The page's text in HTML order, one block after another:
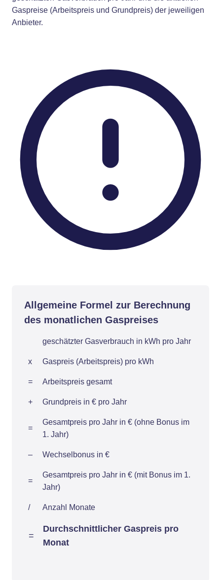
Gaspreise (Arbeitspreis und Grundpreis) der jeweiligen
Anbieter.
Allgemeine Formel zur Berechnung
des monatlichen Gaspreises
geschätzter Gasverbrauch in kWh pro Jahr
x Gaspreis (Arbeitspreis) pro kWh
= Arbeitspreis gesamt
+ Grundpreis in € pro Jahr
=
Gesamtpreis pro Jahr in € (ohne Bonus im
1. Jahr)
– Wechselbonus in €
=
Gesamtpreis pro Jahr in € (mit Bonus im 1.
Jahr)
/ Anzahl Monate
=
Durchschnittlicher Gaspreis pro
Monat